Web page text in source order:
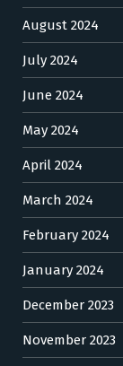
August 2024
July 2024
June 2024
May 2024
April 2024
March 2024
February 2024
January 2024
December 2023
November 2023